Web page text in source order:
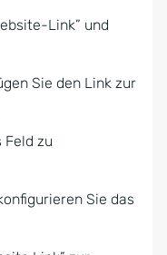
Link” und
Sie den Link zur
Feld zu
Sie das